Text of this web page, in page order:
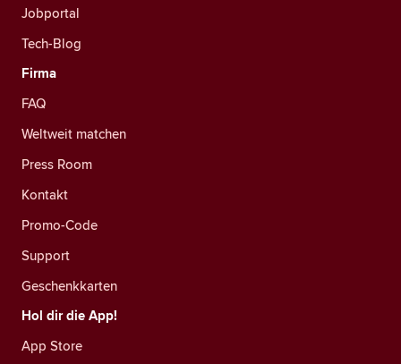
Jobportal
Tech-Blog
Firma
FAQ
Weltweit matchen
Press Room
Kontakt
Promo-Code
Support
Geschenkkarten
Hol dir die App!
App Store